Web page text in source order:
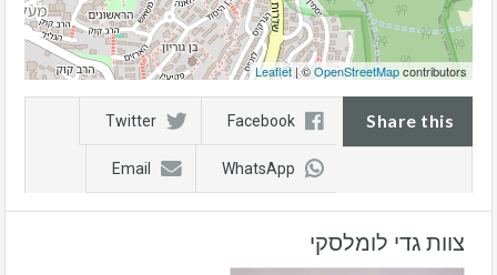
Leaflet| ©OpenStreetMapcontributors
Share this
Facebook
Twitter
WhatsApp
Email
צוות גדי לומלסקי